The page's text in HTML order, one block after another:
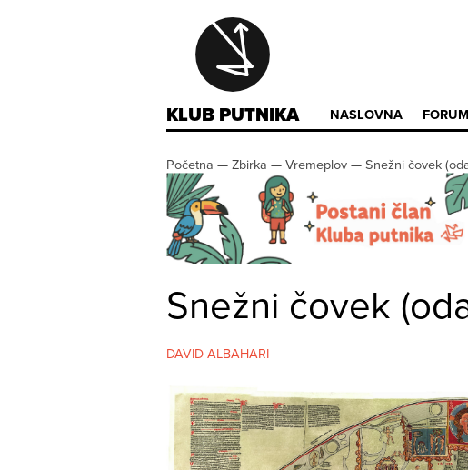
KLUB PUTNIKA NASLOVNA FORUM
Početna — Zbirka — Vremeplov — Snežni čovek
Snežni čovek
DAVID ALBAHARI